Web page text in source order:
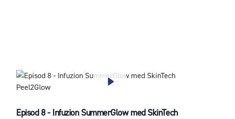
Episod 8 - Infuzion SummerGlow med SkinTech